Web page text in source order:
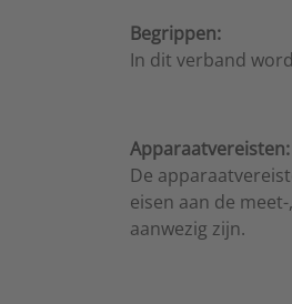
Begrippen:
In dit verband
Apparaatvereisten:
De
eisen aan de
aanwezig zijn.